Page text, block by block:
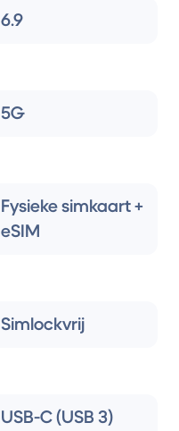
6.9
5G
Fysieke simkaart +
eSIM
Simlockvrij
USB-C (USB 3)